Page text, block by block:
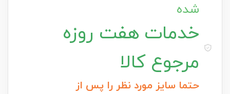
شده
خدمات هفت روزه
مرجوع کالا
حتما سایز مورد نظر را پس از